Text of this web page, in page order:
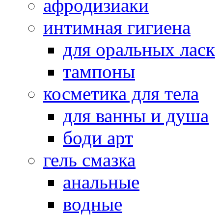
афродизиаки
интимная гигиена
для оральных ласк
тампоны
косметика для тела
для ванны и душа
боди арт
гель смазка
анальные
водные